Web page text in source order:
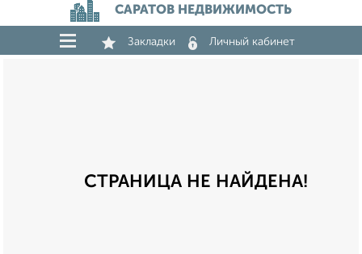
САРАТОВ НЕДВИЖИМОСТЬ
Закладки Личный кабинет
СТРАНИЦА НЕ НАЙДЕНА!